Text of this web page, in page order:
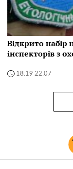
Відкрито набір
інспекторів з
18:19 22.07